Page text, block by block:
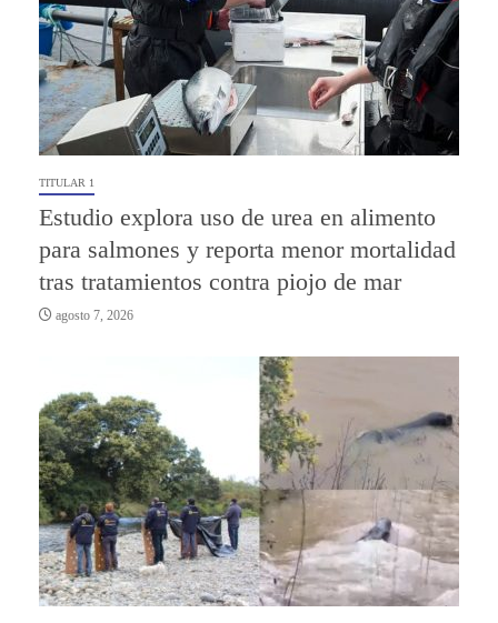
TITULAR 1
Estudio explora uso de urea en alimento
para salmones y reporta menor mortalidad
tras tratamientos contra piojo de mar
agosto 7, 2026